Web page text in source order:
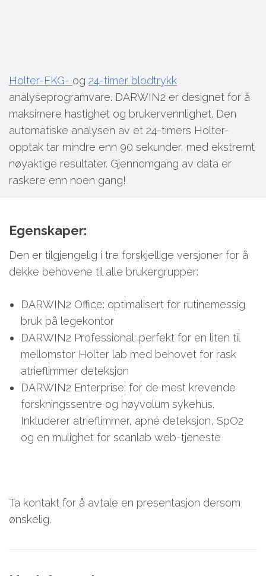
Holter-EKG- og 24-timer blodtrykk
analyseprogramvare. DARWIN2 er designet for å
maksimere hastighet og brukervennlighet. Den
automatiske analysen av et 24-timers Holter-
opptak tar mindre enn 90 sekunder, med ekstremt
nøyaktige resultater. Gjennomgang av data er
raskere enn noen gang!
Egenskaper:
Den er tilgjengelig i tre forskjellige versjoner for å
dekke behovene til alle brukergrupper:
DARWIN2 Office: optimalisert for rutinemessig
bruk på legekontor
DARWIN2 Professional: perfekt for en liten til
mellomstor Holter lab med behovet for rask
atrieflimmer deteksjon
DARWIN2 Enterprise: for de mest krevende
forskningssentre og høyvolum sykehus.
Inkluderer atrieflimmer, apné deteksjon, SpO2
og en mulighet for scanlab web-tjeneste
Ta kontakt for å avtale en presentasjon dersom
ønskelig.